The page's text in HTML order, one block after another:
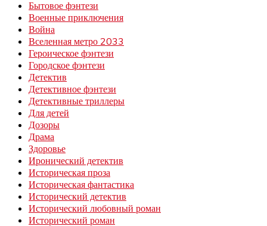
Бытовое фэнтези
Военные приключения
Война
Вселенная метро 2033
Героическое фэнтези
Городское фэнтези
Детектив
Детективное фэнтези
Детективные триллеры
Для детей
Дозоры
Драма
Здоровье
Иронический детектив
Историческая проза
Историческая фантастика
Исторический детектив
Исторический любовный роман
Исторический роман